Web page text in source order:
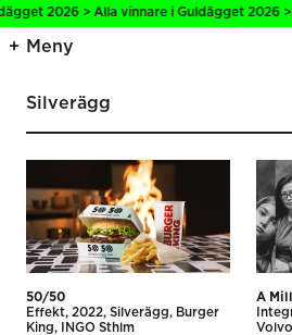
2026 > Alla vinnare i Guldägget 2026 >
Meny
Silverägg
50/50
Effekt 2022 Silverägg
Burger
King
INGO Sthlm
A